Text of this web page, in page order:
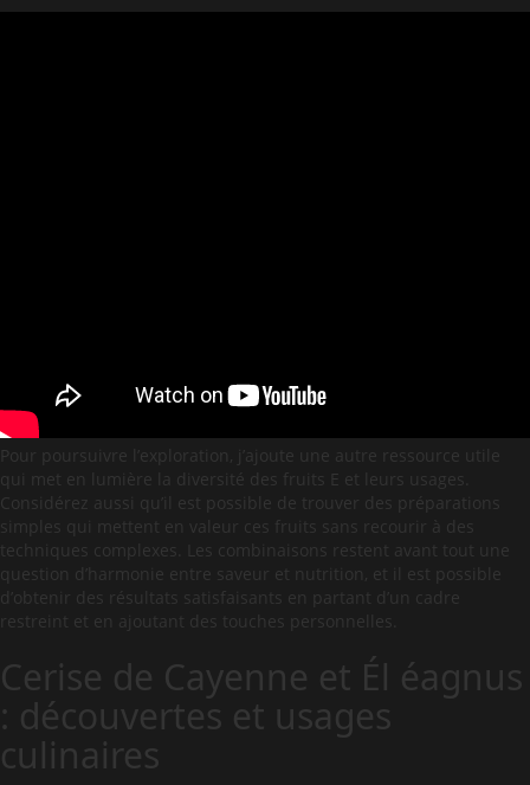
Pour poursuivre l’exploration, j’ajoute une autre ressource utile
qui met en lumière la diversité des fruits E et leurs usages.
Considérez aussi qu’il est possible de trouver des préparations
simples qui mettent en valeur ces fruits sans recourir à des
techniques complexes. Les combinaisons restent avant tout une
question d’harmonie entre saveur et nutrition, et il est possible
d’obtenir des résultats satisfaisants en partant d’un cadre
restreint et en ajoutant des touches personnelles.
Cerise de Cayenne et Él éagnus
: découvertes et usages
culinaires